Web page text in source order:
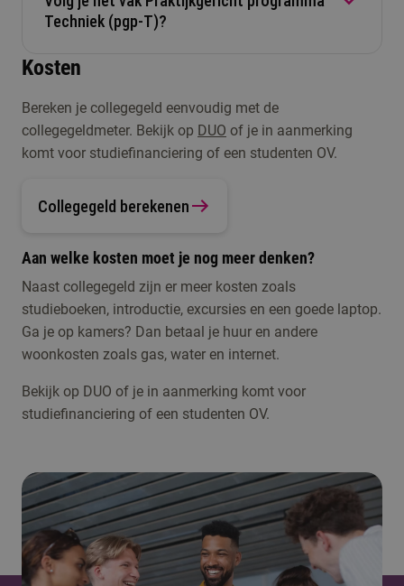
Natuur & Techniek
toelatingsonderzoek 21+doen. Zo kijken we of je
toch kunt starten met deze opleiding.
Heb je een buitenlands diploma? Ook daarmee
mag je soms beginnen met deze studie. Maar
de eisen voldoet. Neem contact met ons op om je
diploma te laten waarderen. Daarnaast is het ook
belangrijk dat je Nederlands spreekt op niveau
B2.
Techniek (pgp-T)?
wel het vak pgp-T en wil je starten in september
2026? Neem contact met ons op via e-mail,
mogelijk voldoe je dan ook aan de
Kosten
Bereken je collegegeld eenvoudig met de
collegegeldmeter. Bekijk op DUO of je in aanmerking
komt voor studiefinanciering of een studenten OV.
Collegegeld berekenen
Aan welke kosten moet je nog meer denken?
Naast collegegeld zijn er meer kosten zoals
studieboeken, introductie, excursies en een goede laptop.
Ga je op kamers? Dan betaal je huur en andere
woonkosten zoals gas, water en internet.
Bekijk op DUO of je in aanmerking komt voor
studiefinanciering of een studenten OV.